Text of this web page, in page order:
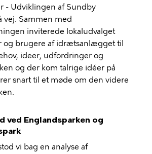
- Udviklingen af Sundby
vej. Sammen med
inviterede lokaludvalget
og brugere af idrætsanlægget til
ideer, udfordringer og
og der kom talrige idéer på
snart til et møde om den videre
ved Englandsparken og
vi bag en analyse af